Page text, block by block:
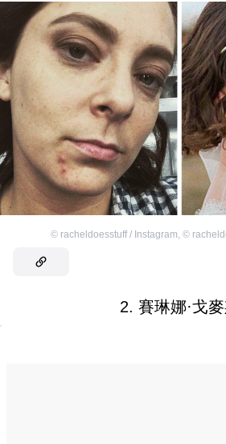
© racheldoesstuff / Instagram, ©
2. 賽琳娜·戈